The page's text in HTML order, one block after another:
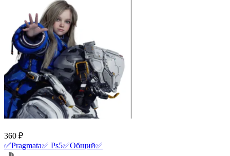
360 ₽
✅Pragmata✅ Ps5✅Общий✅